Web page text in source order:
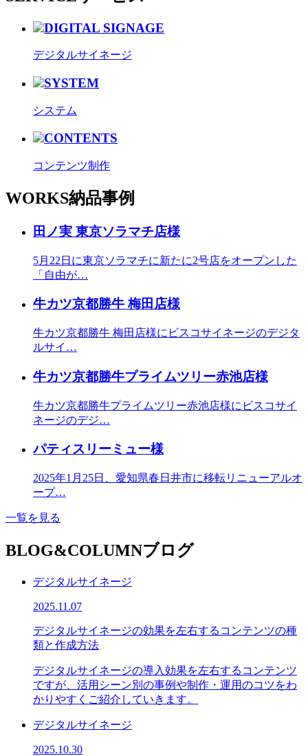
DIGITAL SIGNAGE
デジタルサイネージ
SYSTEM
システム
CONTENTS
コンテンツ制作
WORKS納品事例
田ノ実 東京ソラマチ店様
5月22日に東京ソラマチに新たに2号店をオープンした
「自由が…
牛カツ京都勝牛 梅田店様
牛カツ京都勝牛 梅田店様にビスコサイネージのデジタ
ルサイ…
牛カツ京都勝牛プライムツリー赤池店様
牛カツ京都勝牛プライムツリー赤池店様にビスコサイ
ネージのデジ…
パティスリーミュー様
2025年1月25日、愛知県春日井市に移転リニューアルオ
ープ…
一覧を見る
BLOG&COLUMNブログ
デジタルサイネージ
2025.11.07
デジタルサイネージの効果を左右するコンテンツの種
類と作成方法
デジタルサイネージの導入効果を左右するコンテンツ
ですが、活用シーン別の事例や制作・運用のコツをわ
かりやすくご紹介していきます。
デジタルサイネージ
2025.10.30